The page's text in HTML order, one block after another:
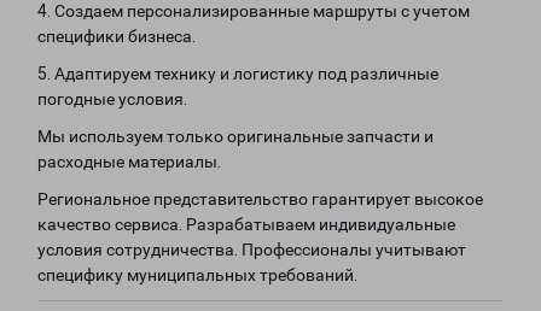
4. Создаем персонализированные маршруты с учетом
специфики бизнеса.
5. Адаптируем технику и логистику под различные
погодные условия.
Мы используем только оригинальные запчасти и
расходные материалы.
Региональное представительство гарантирует высокое
качество сервиса. Разрабатываем индивидуальные
условия сотрудничества. Профессионалы учитывают
специфику муниципальных требований.